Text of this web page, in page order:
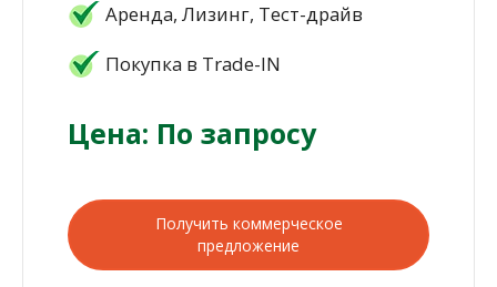
Аренда, Лизинг, Тест-драйв
Покупка в Trade-IN
Цена: По запросу
Получить коммерческое
предложение